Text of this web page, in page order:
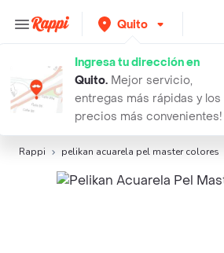
Quito
Ingresa tu dirección en
Quito. Mejor servicio,
entregas más rápidas y los
precios más convenientes!
Búsquedas relacionadas: Colores y Crayolas
Rappi pelikan acuarela pel master colores